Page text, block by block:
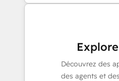
Découvrez des
des agents et